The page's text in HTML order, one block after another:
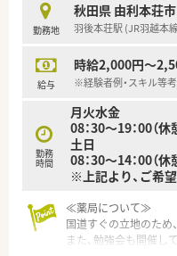
勤務地
秋田県 由利本荘市
羽後本荘駅 (JR羽越本
給与
時給2,000円～
※経験者例・スキル等
勤務
時間
月火水金
08：30～19：00（休
土日
08：30～14：00（休
※上記より、ご希
≪薬局について≫
国道すぐの立地のため
また、勉強会も開催し